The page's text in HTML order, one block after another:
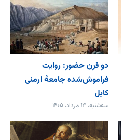
دو قرن حضور: روایت
فراموش‌شده جامعۀ ارمنی
کابل
سه‌شنبه، ۱۳ مرداد، ۱۴۰۵